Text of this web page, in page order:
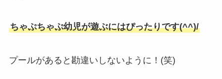
ちゃぷちゃぷ幼児が遊ぶにはぴったりです(^^)/
プールがあると勘違いしないように！(笑)